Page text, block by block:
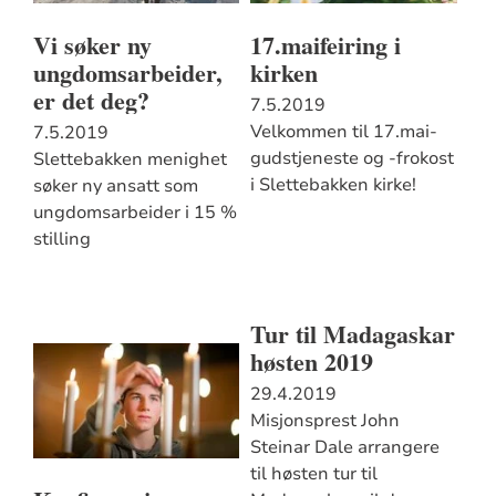
Vi søker ny
ungdomsarbeider,
er det deg?
7.5.2019
Slettebakken menighet
søker ny ansatt som
ungdomsarbeider i 15 %
stilling
17.maifeiring i
kirken
7.5.2019
Velkommen til 17.mai-
gudstjeneste og -frokost
i Slettebakken kirke!
Tur til Madagaskar
høsten 2019
29.4.2019
Misjonsprest John
Steinar Dale arrangere
til høsten tur til